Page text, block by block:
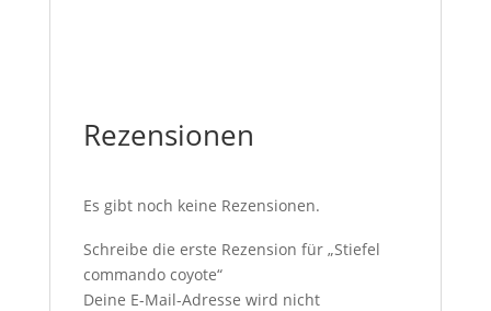
Rezensionen
Es gibt noch keine Rezensionen.
Schreibe die erste Rezension für „Stiefel
commando coyote“
Deine E-Mail-Adresse wird nicht